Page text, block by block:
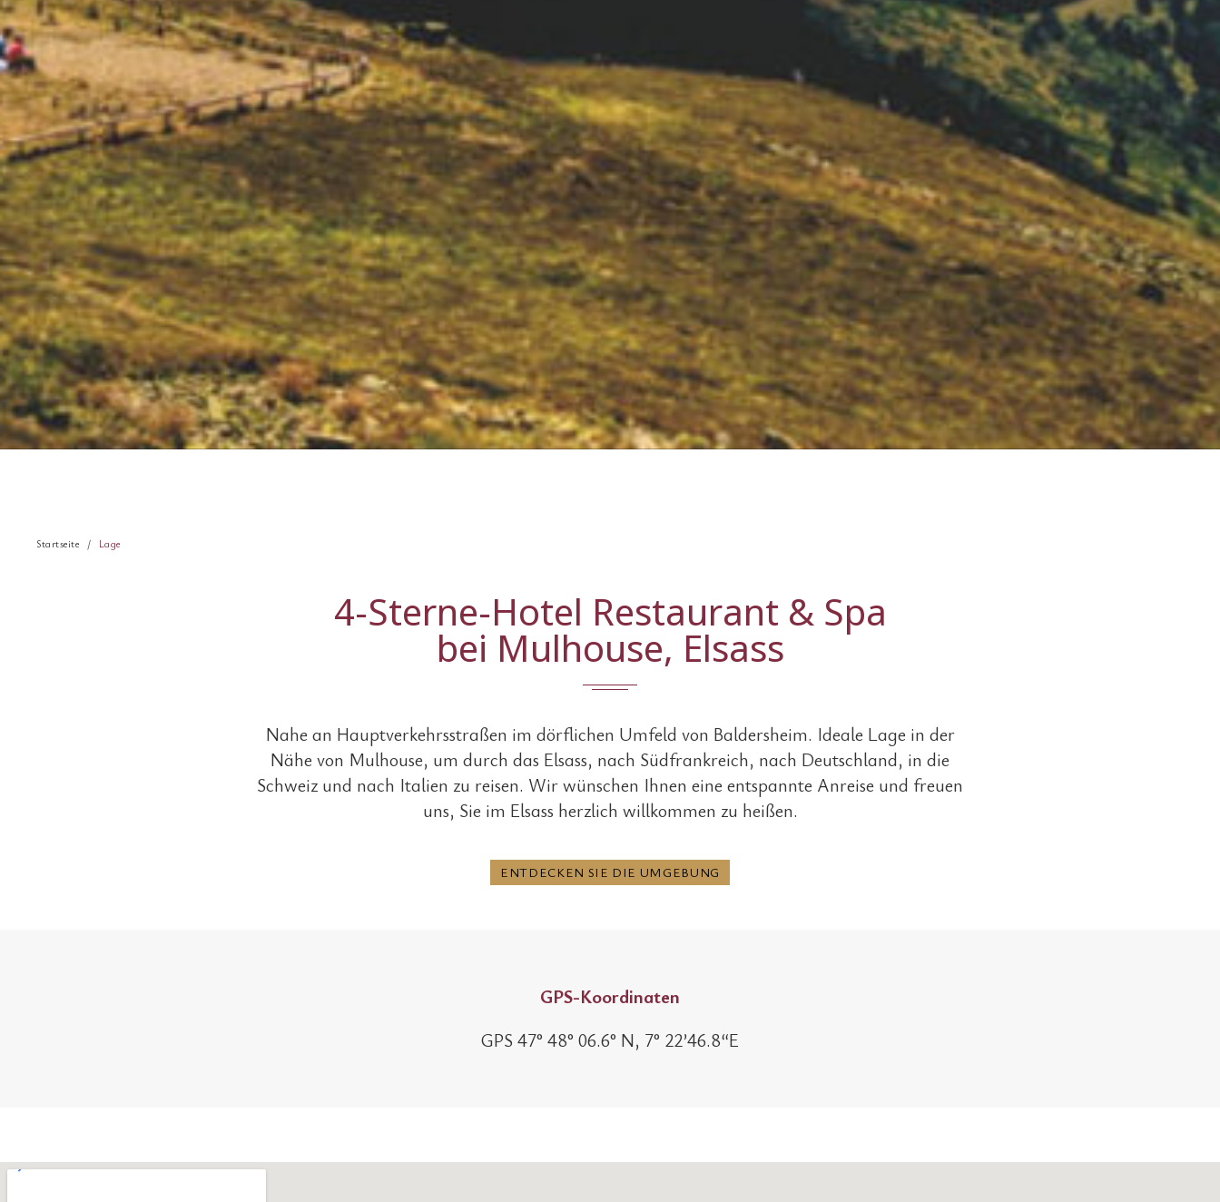
Startseite Lage
4-Sterne-Hotel Restaurant & Spa
bei Mulhouse, Elsass
Nahe an Hauptverkehrsstraßen im dörflichen Umfeld von Baldersheim. Ideale Lage in der
Nähe von Mulhouse, um durch das Elsass, nach Südfrankreich, nach Deutschland, in die
Schweiz und nach Italien zu reisen. Wir wünschen Ihnen eine entspannte Anreise und freuen
uns, Sie im Elsass herzlich willkommen zu heißen.
ENTDECKEN SIE DIE UMGEBUNG
GPS-Koordinaten
GPS 47° 48° 06.6° N, 7° 22’46.8“E